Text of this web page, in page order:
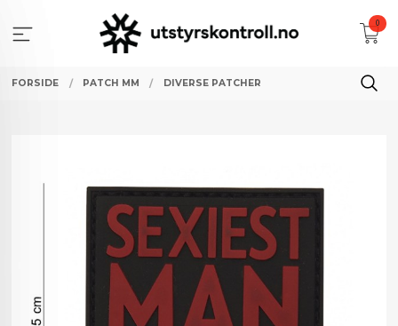
innholdet
0
FORSIDE PATCH MM DIVERSE PATCHER